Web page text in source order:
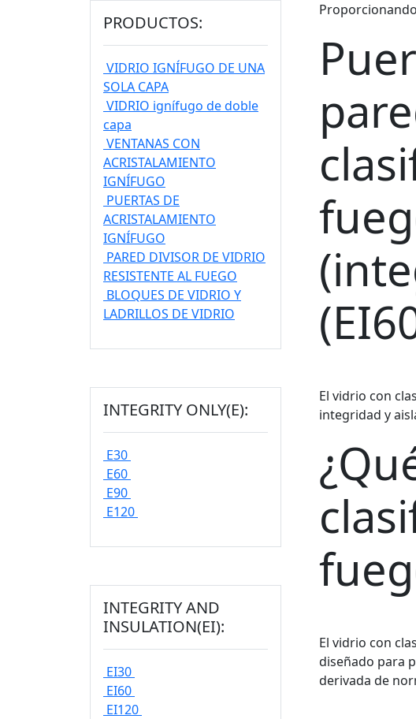
El vidrio con
integridad y
El vidrio con
diseñado para
derivada de
PRODUCTOS:
VIDRIO IGNÍFUGO DE UNA
SOLA CAPA
VIDRIO ignífugo de doble
capa
VENTANAS CON
ACRISTALAMIENTO
IGNÍFUGO
PUERTAS DE
ACRISTALAMIENTO
IGNÍFUGO
PARED DIVISOR DE VIDRIO
RESISTENTE AL FUEGO
BLOQUES DE VIDRIO Y
LADRILLOS DE VIDRIO
INTEGRITY ONLY(E):
E30
E60
E90
E120
INTEGRITY AND
INSULATION(EI):
EI30
EI60
EI120